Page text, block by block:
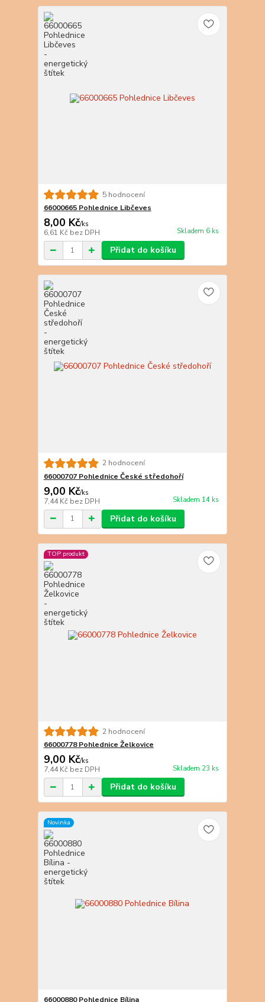
5 hodnocení
66000665 Pohlednice Libčeves
8,00 Kč/ks
6,61 Kč bez DPH Skladem 6 ks
Přidat do košíku
2 hodnocení
66000707 Pohlednice České středohoří
9,00 Kč/ks
7,44 Kč bez DPH Skladem 14 ks
Přidat do košíku
TOP produkt
2 hodnocení
66000778 Pohlednice Želkovice
9,00 Kč/ks
7,44 Kč bez DPH Skladem 23 ks
Přidat do košíku
Novinka
66000880 Pohlednice Bílina